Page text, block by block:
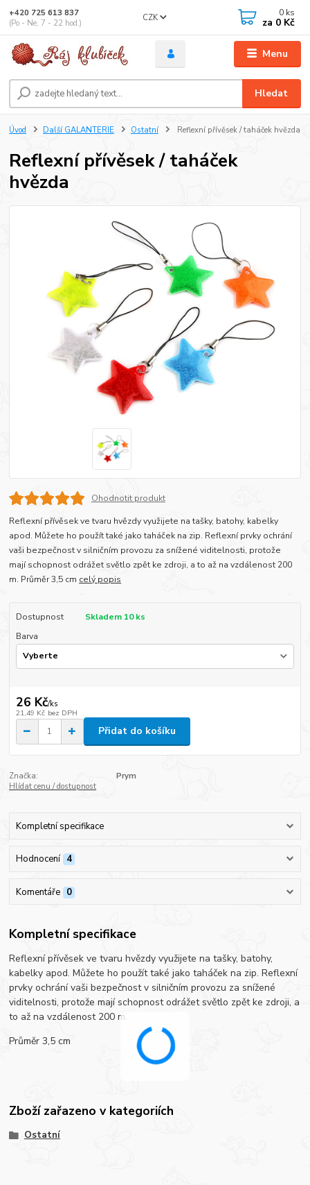
Menu
CZK
Hledat
+420 725 613 837
(Po - Ne, 7 - 22 hod.)
0 ks
za 0 Kč
Úvod Další GALANTERIE Ostatní Reflexní přívěsek / taháček hvězda
Reflexní přívěsek / taháček
hvězda
Ohodnotit produkt
Reflexní přívěsek ve tvaru hvězdy využijete na tašky, batohy, kabelky
apod. Můžete ho použít také jako taháček na zip. Reflexní prvky ochrání
vaši bezpečnost v silničním provozu za snížené viditelnosti, protože
mají schopnost odrážet světlo zpět ke zdroji, a to až na vzdálenost 200
m. Průměr 3,5 cm celý popis
Dostupnost
Skladem 10 ks
Barva
26 Kč/ks
21,49 Kč bez DPH
Přidat do košíku
Značka:
Prym
Hlídat cenu / dostupnost
Kompletní specifikace
Hodnocení 4
Komentáře 0
Kompletní specifikace
Reflexní přívěsek ve tvaru hvězdy využijete na tašky, batohy,
kabelky apod. Můžete ho použít také jako taháček na zip. Reflexní
prvky ochrání vaši bezpečnost v silničním provozu za snížené
viditelnosti, protože mají schopnost odrážet světlo zpět ke zdroji, a
to až na vzdálenost 200 m.
Průměr 3,5 cm
Zboží zařazeno v kategoriích
Ostatní